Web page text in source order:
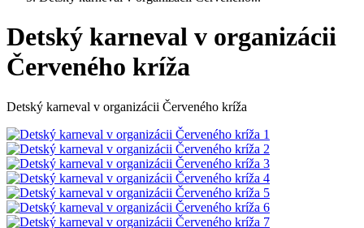
Detský karneval v organizácii
Červeného kríža
Detský karneval v organizácii Červeného kríža